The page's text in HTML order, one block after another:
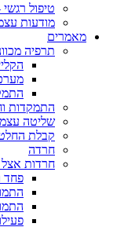
טיפול
מודעות
מאמרים
תרפיה
התמקדות
שליטה
קבלת
חרדה
חרדות אצל
פחד